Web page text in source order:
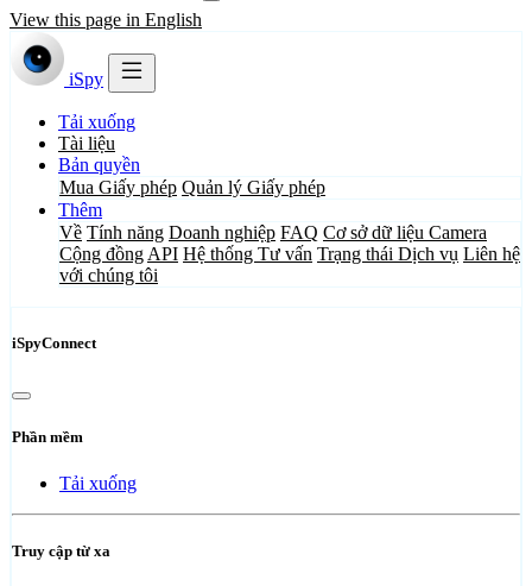
View this page in English
iSpy
Tải xuống
Tài liệu
Bản quyền
Mua Giấy phép Quản lý Giấy phép
Thêm
Về Tính năng Doanh nghiệp FAQ Cơ sở dữ liệu Camera
Cộng đồng API Hệ thống Tư vấn Trạng thái Dịch vụ Liên hệ
với chúng tôi
iSpyConnect
Phần mềm
Tải xuống
Truy cập từ xa